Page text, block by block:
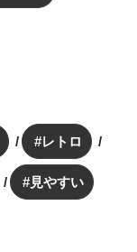
レトロ
見やすい